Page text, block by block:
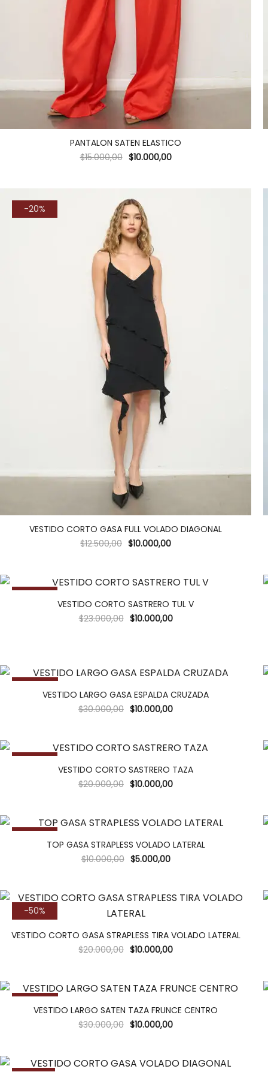
PANTALON SATEN ELASTICO
$15.000,00 $10.000,00
-20%
VESTIDO CORTO GASA FULL VOLADO DIAGONAL
$12.500,00 $10.000,00
VESTIDO CORTO SASTRERO TUL V
$23.000,00 $10.000,00
VESTIDO LARGO GASA ESPALDA CRUZADA
$30.000,00 $10.000,00
VESTIDO CORTO SASTRERO TAZA
$20.000,00 $10.000,00
TOP GASA STRAPLESS VOLADO LATERAL
$10.000,00 $5.000,00
-50%
VESTIDO CORTO GASA STRAPLESS TIRA VOLADO LATERAL
$20.000,00 $10.000,00
VESTIDO LARGO SATEN TAZA FRUNCE CENTRO
$30.000,00 $10.000,00